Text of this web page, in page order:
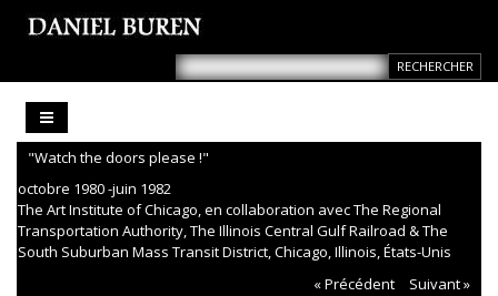
"Watch the doors please !"
octobre 1980 -juin 1982
The Art Institute of Chicago, en collaboration avec The Regional
Transportation Authority, The Illinois Central Gulf Railroad & The
South Suburban Mass Transit District, Chicago, Illinois, États-Unis
« Précédent
Suivant »